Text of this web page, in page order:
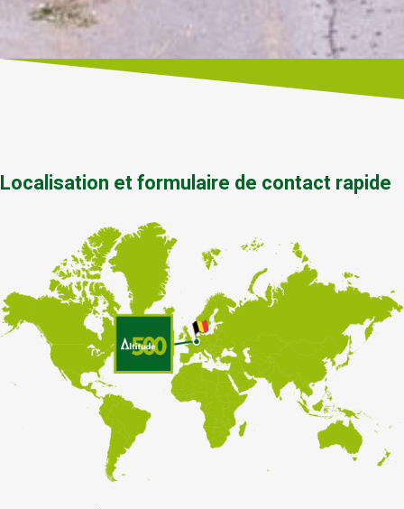
Localisation et formulaire de contact rapide